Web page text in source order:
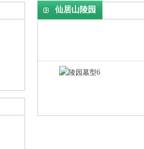
仙居山陵园